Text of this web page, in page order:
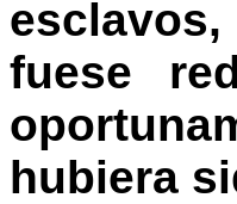
fuese
hubiera